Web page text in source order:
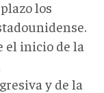
los
el inicio de la
y de la